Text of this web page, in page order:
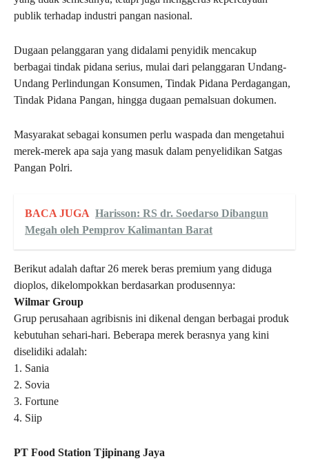
publik terhadap industri pangan nasional.
Dugaan pelanggaran yang didalami penyidik mencakup
berbagai tindak pidana serius, mulai dari pelanggaran Undang-
Undang Perlindungan Konsumen, Tindak Pidana Perdagangan,
Tindak Pidana Pangan, hingga dugaan pemalsuan dokumen.
Masyarakat sebagai konsumen perlu waspada dan mengetahui
merek-merek apa saja yang masuk dalam penyelidikan Satgas
Pangan Polri.
BACA JUGA Harisson: RS dr. Soedarso Dibangun
Megah oleh Pemprov Kalimantan Barat
Berikut adalah daftar 26 merek beras premium yang diduga
dioplos, dikelompokkan berdasarkan produsennya:
Wilmar Group
Grup perusahaan agribisnis ini dikenal dengan berbagai produk
kebutuhan sehari-hari. Beberapa merek berasnya yang kini
diselidiki adalah:
1. Sania
2. Sovia
3. Fortune
4. Siip
PT Food Station Tjipinang Jaya